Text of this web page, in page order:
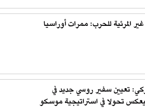
المرئية للحرب: ممرات أوراسيا
تعيين سفير روسي جديد في
تحولا في استراتيجية موسكو